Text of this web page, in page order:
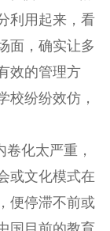
利用起来，看
面，确实让多
效的管理方
校纷纷效仿，
化太严重，
或文化模式在
便停滞不前或